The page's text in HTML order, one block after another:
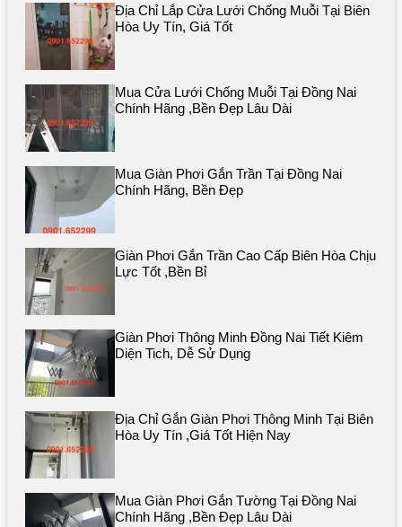
Địa Chỉ Lắp Cửa Lưới Chống Muỗi Tại Biên
Hòa Uy Tín, Giá Tốt
Mua Cửa Lưới Chống Muỗi Tại Đồng Nai
Chính Hãng ,bền Đẹp Lâu Dài
Mua Giàn Phơi Gắn Trần Tại Đồng Nai
Chính Hãng, Bền Đẹp
Giàn Phơi Gắn Trần Cao Cấp Biên Hòa Chịu
Lực Tốt ,bền Bỉ
Giàn Phơi Thông Minh Đồng Nai Tiết Kiêm
Diện Tich, Dễ Sử Dụng
Địa Chỉ Gắn Giàn Phơi Thông Minh Tại Biên
Hòa Uy Tín ,giá Tốt Hiện Nay
Mua Giàn Phơi Gắn Tường Tại Đồng Nai
Chính Hãng ,bền Đẹp Lâu Dài